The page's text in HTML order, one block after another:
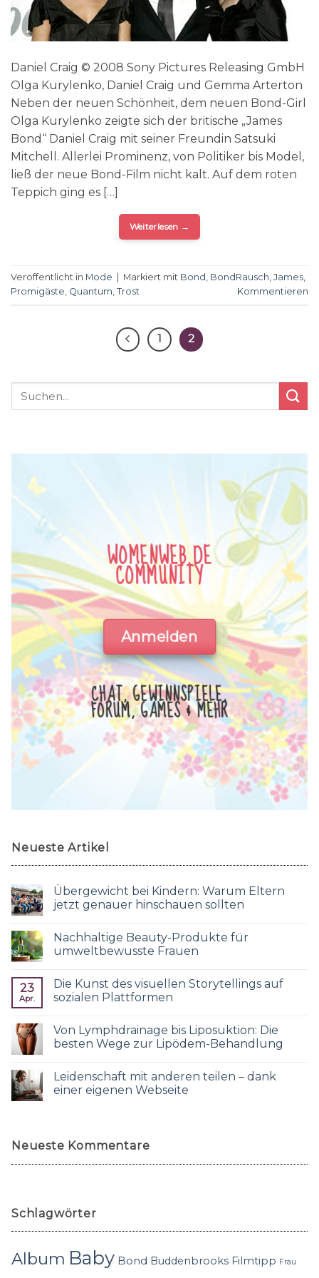
Daniel Craig © 2008 Sony Pictures Releasing GmbH
Olga Kurylenko, Daniel Craig und Gemma Arterton
Neben der neuen Schönheit, dem neuen Bond-Girl
Olga Kurylenko zeigte sich der britische „James
Bond“ Daniel Craig mit seiner Freundin Satsuki
Mitchell. Allerlei Prominenz, von Politiker bis Model,
ließ der neue Bond-Film nicht kalt. Auf dem roten
Teppich ging es […]
Weiterlesen →
Veröffentlicht in Mode Markiert mit Bond , BondRausch, James,
Promigäste, Quantum, Trost Kommentieren
1 2
WOMENWEB.DE
COMMUNITY
Anmelden
CHAT, GEWINNSPIELE,
FORUM, GAMES & MEHR
Neueste Artikel
Übergewicht bei Kindern: Warum Eltern
jetzt genauer hinschauen sollten
Nachhaltige Beauty-Produkte für
umweltbewusste Frauen
23
Apr.
Die Kunst des visuellen Storytellings auf
sozialen Plattformen
Von Lymphdrainage bis Liposuktion: Die
besten Wege zur Lipödem-Behandlung
Leidenschaft mit anderen teilen – dank
einer eigenen Webseite
Neueste Kommentare
Schlagwörter
Album Baby Bond Buddenbrooks Filmtipp Frau